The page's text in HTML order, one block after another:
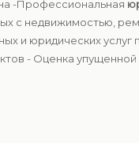
-Профессиональная
с недвижимостью,
и юридических
- Оценка упущенной